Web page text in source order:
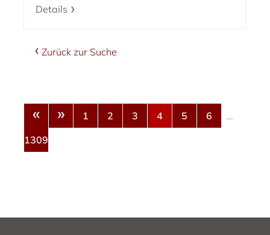
Details
Zurück zur Suche
« » 1 2 3 4 5 6
…
1309